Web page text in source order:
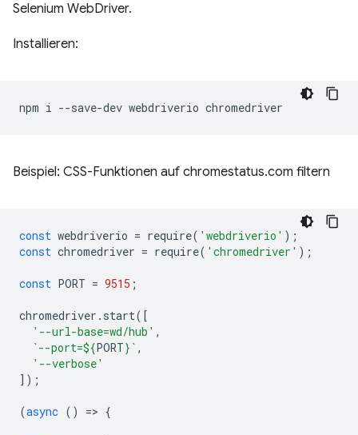
Selenium WebDriver.
Installieren:
npm i --save-dev webdriverio
Beispiel: CSS-Funktionen auf chromestatus.com filtern
const webdriverio = require( 'webdriverio' );
const chromedriver = require( 'chromedriver' );
const PORT = 9515 ;
chromedriver . start([
'--url-base=wd/hub' ,
`--port=${PORT} ` ,
'--verbose'
]);
(async () => {